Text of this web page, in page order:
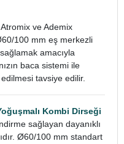
ve Ademix
100 mm eş merkezli
amacıyla
baca sistemi ile
tavsiye edilir.
Kombi Dirseği
sağlayan dayanıklı
Ø60/100 mm standart